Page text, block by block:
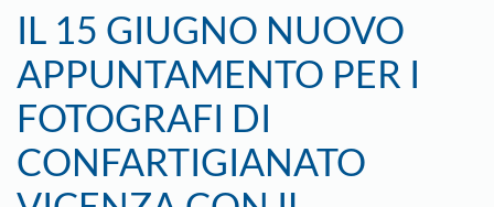
IL 15 GIUGNO NUOVO
APPUNTAMENTO PER I
FOTOGRAFI DI
CONFARTIGIANATO